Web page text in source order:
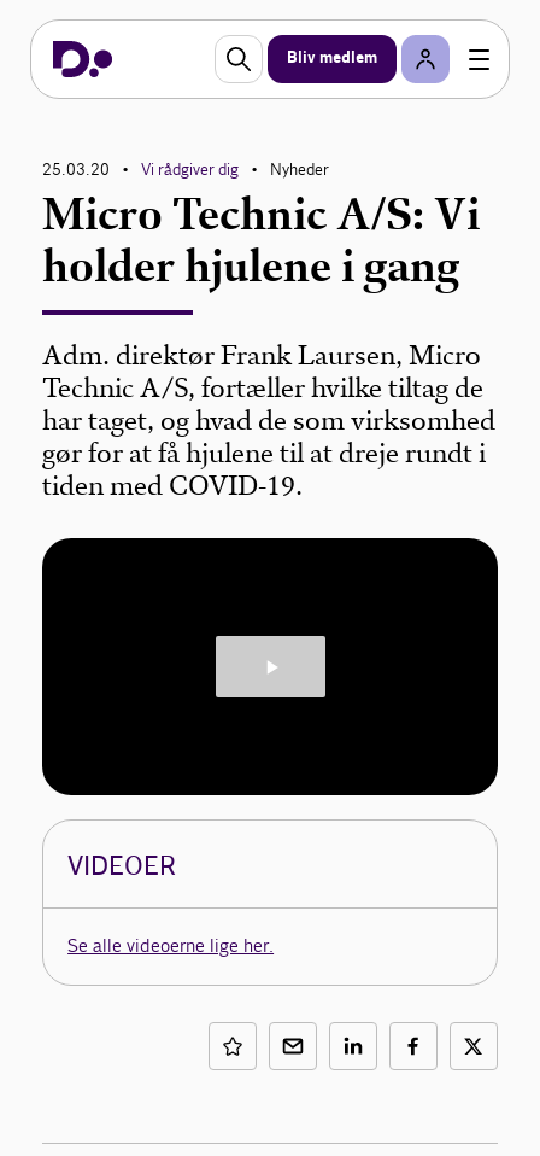
Bliv medlem
25.03.20 • Vi rådgiver dig • Nyheder
Micro Technic A/S: Vi
holder hjulene i gang
Adm. direktør Frank Laursen, Micro
Technic A/S, fortæller hvilke tiltag de
har taget, og hvad de som virksomhed
gør for at få hjulene til at dreje rundt i
tiden med COVID-19.
VIDEOER
Se alle videoerne lige her.